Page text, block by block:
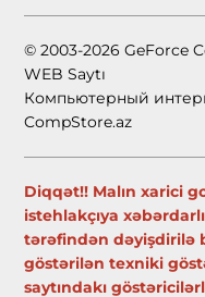
© 2003-2026 GeForce
WEB Saytı
Компьютерный
CompStore.az
Diqqət!! Malın xarici
istehlakçıya
tərəfindən dəyişdirilə
göstərilən texniki
saytındakı